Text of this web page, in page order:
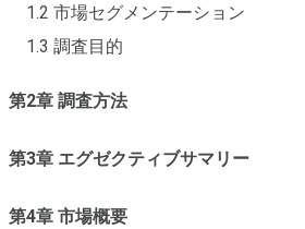
1.2 市場セグメンテーション
1.3 調査目的
第2章 調査方法
第3章 エグゼクティブサマリー
第4章 市場概要